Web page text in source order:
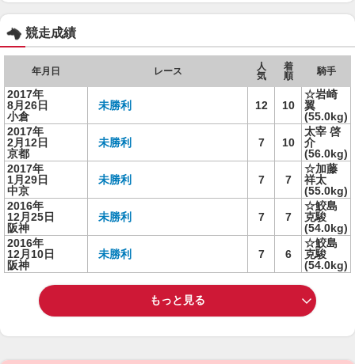
競走成績
年月日 レース
人
気
着
順
騎手
2017年
8月26日
小倉
未勝利 12 10
☆岩崎
翼
(55.0kg)
2017年
2月12日
京都
未勝利 7 10
太宰 啓
介
(56.0kg)
2017年
1月29日
中京
未勝利 7 7
☆加藤
祥太
(55.0kg)
2016年
12月25日
阪神
未勝利 7 7
☆鮫島
克駿
(54.0kg)
2016年
12月10日
阪神
未勝利 7 6
☆鮫島
克駿
(54.0kg)
もっと見る